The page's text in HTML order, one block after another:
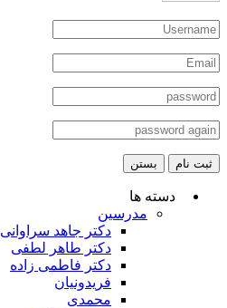
ثبت نام بستن
دسته ها
مدرسین
دکتر جاهد سراوانی
دکتر طاهر لطفی
دکتر فاطمی زاده
فریدونیان
محمدی